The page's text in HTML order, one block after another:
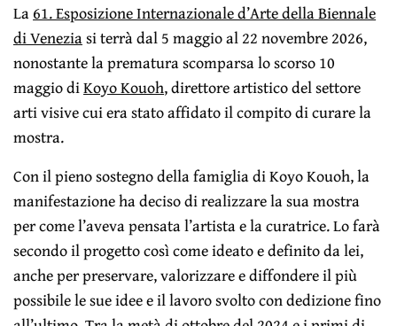
La61. Esposizione Internazionale d’Arte della Biennale
di Veneziasi terrà dal 5 maggio al 22 novembre 2026,
nonostante la prematura scomparsa lo scorso 10
maggio diKoyo Kouoh, direttore artistico del settore
arti visive cui era stato affidato il compito di curare la
mostra.
Con il pieno sostegno della famiglia di Koyo Kouoh, la
manifestazione ha deciso di realizzare la sua mostra
per come l’aveva pensata l’artista e la curatrice. Lo farà
secondo il progetto così come ideato e definito da lei,
anche per preservare, valorizzare e diffondere il più
possibile le sue idee e il lavoro svolto con dedizione fino